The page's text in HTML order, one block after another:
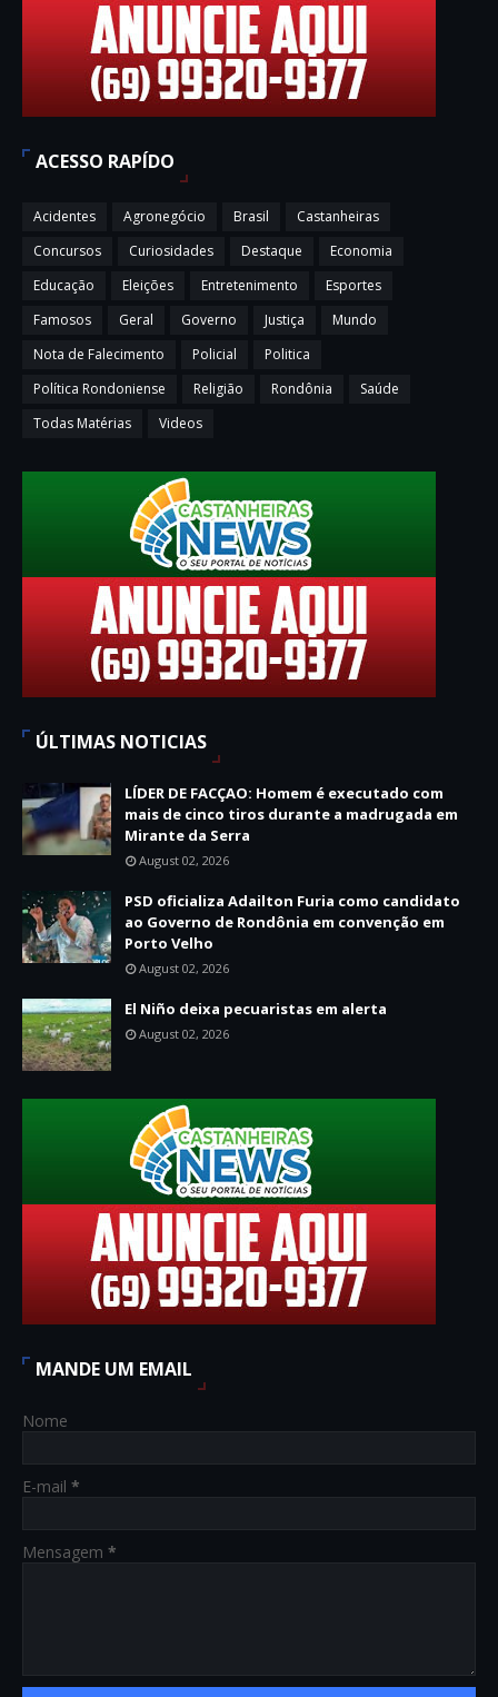
ACESSO RAPÍDO
Acidentes Agronegócio Brasil
Castanheiras
Concursos
Curiosidades Destaque
Economia
Educação
Eleições Entretenimento
Esportes
Famosos
Geral Governo Justiça
Mundo
Nota de Falecimento
Policial
Politica
Política Rondoniense
Religião Rondônia
Saúde
Todas Matérias
Videos
ÚLTIMAS NOTICIAS
LÍDER DE FACÇAO: Homem é executado com
mais de cinco tiros durante a madrugada em
Mirante da Serra
August 02, 2026
PSD oficializa Adailton Furia como candidato
ao Governo de Rondônia em convenção em
Porto Velho
August 02, 2026
El Niño deixa pecuaristas em alerta
August 02, 2026
MANDE UM EMAIL
Nome
E-mail *
Mensagem *